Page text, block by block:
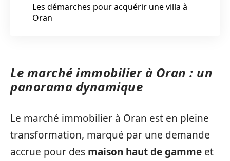
Les démarches pour acquérir une villa à
Oran
Le marché immobilier à Oran : un
panorama dynamique
Le marché immobilier à Oran est en pleine
transformation, marqué par une demande
accrue pour des maison haut de gamme et